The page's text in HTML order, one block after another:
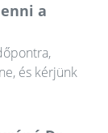
a
és kérjünk